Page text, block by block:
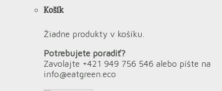
Košík
Žiadne produkty v košíku.
Potrebujete poradiť?
Zavolajte +421 949 756 546 alebo píšte na
info@eatgreen.eco